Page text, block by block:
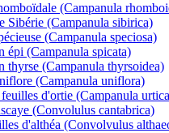
(Campanula
Sibérie (Campanula sibirica)
(Campanula speciosa)
épi (Campanula spicata)
thyrse (Campanula thyrsoidea)
(Campanula uniflora)
d'ortie (Campanula
(Convolulus cantabrica)
d'althéa (Convolvulus